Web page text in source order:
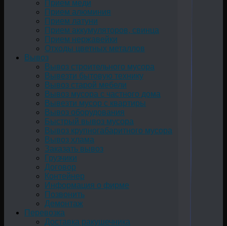
Прием меди
Прием алюминия
Прием латуни
Прием аккумуляторов, свинца
Прием нержавейки
Отходы цветных металлов
Вывоз
Вывоз строительного мусора
Вывезти бытовую технику
Вывоз старой мебели
Вывоз мусора с частного дома
Вывезти мусор с квартиры
Вывоз оборудования
Быстрый вывоз мусора
Вывоз крупногабаритного мусора
Вывоз хлама
Заказать вывоз
Грузчики
Договор
Контейнер
Информация о фирме
Позвонить
Демонтаж
Перевозка
Доставка ракушечника